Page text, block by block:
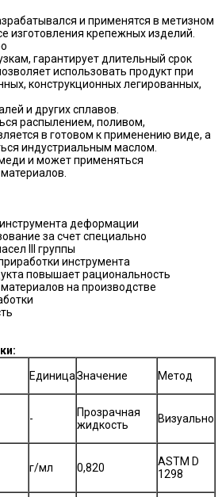
и применятся в метизном
изготовления крепежных изделий.
гарантирует длительный срок
использовать продукт при
конструкционных легированных,
и других сплавов.
распылением, поливом,
в готовом к применению виде, а
индустриальным маслом.
и может применяться
деформации
за счет специально
III группы
инструмента
повышает рациональность
на производстве
ЕдиницаЗначение Метод
-
Прозрачная
жидкость
Визуально
г/мл 0,820
ASTM D
1298